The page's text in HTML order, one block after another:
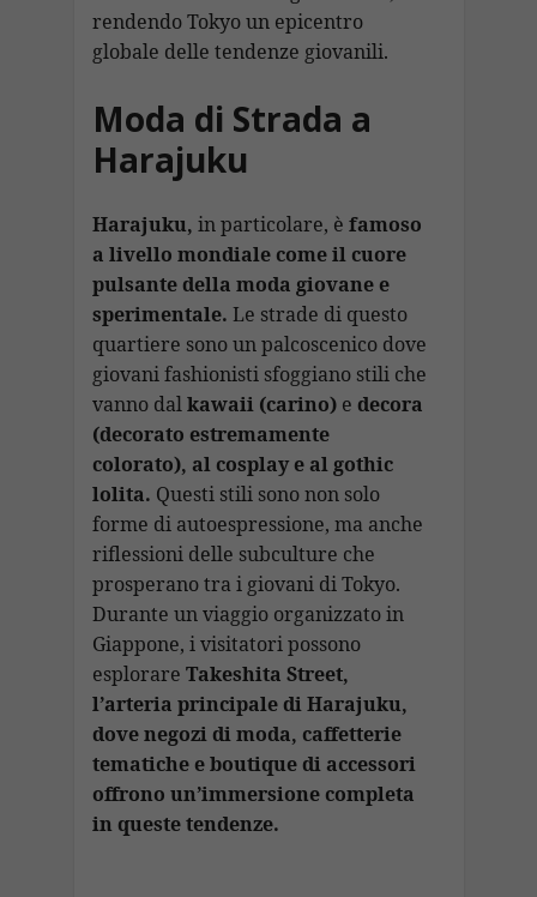
rendendo Tokyo un epicentro
globale delle tendenze giovanili.
Moda di Strada a
Harajuku
Harajuku, in particolare, è famoso
a livello mondiale come il cuore
pulsante della moda giovane e
sperimentale. Le strade di questo
quartiere sono un palcoscenico dove
giovani fashionisti sfoggiano stili che
vanno dalkawaii (carino)e decora
(decorato estremamente
colorato), al cosplay e al gothic
lolita. Questi stili sono non solo
forme di autoespressione, ma anche
riflessioni delle subculture che
prosperano tra i giovani di Tokyo.
Durante un viaggio organizzato in
Giappone, i visitatori possono
esplorare Takeshita Street,
l’arteria principale di Harajuku,
dove negozi di moda, caffetterie
tematiche e boutique di accessori
offrono un’immersione completa
in queste tendenze.